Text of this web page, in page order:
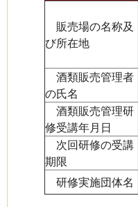
販売場の名称及
び所在地
酒類販売管理者
の氏名
酒類販売管理研
修受講年月日
次回研修の受講
期限
研修実施団体名